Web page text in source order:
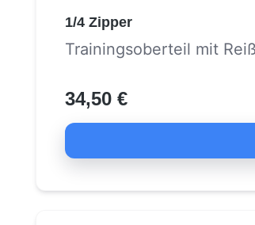
1/4 Zipper
Trainingsoberteil mit
34,50 €